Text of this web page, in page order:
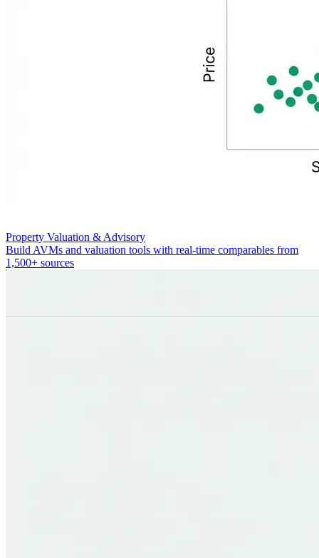
Property Valuation & Advisory
Build AVMs and valuation tools with real-time comparables from
1,500+ sources